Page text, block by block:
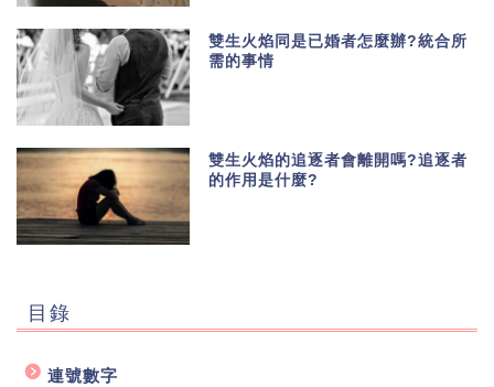
雙生火焰同是已婚者怎麼辦?統合所
需的事情
雙生火焰的追逐者會離開嗎?追逐者
的作用是什麼?
目錄
連號數字